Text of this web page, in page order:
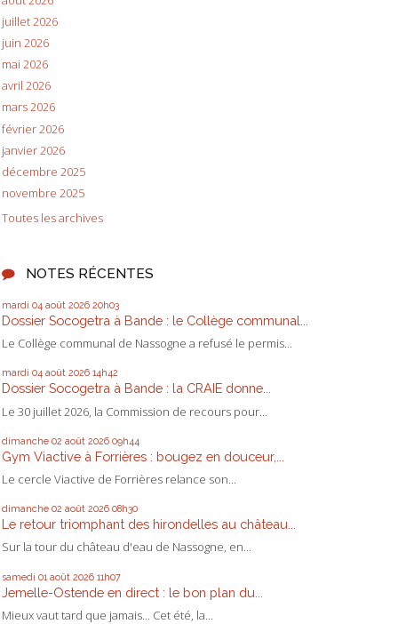
juillet 2026
juin 2026
mai 2026
avril 2026
mars 2026
février 2026
janvier 2026
décembre 2025
novembre 2025
Toutes les archives
NOTES RÉCENTES
mardi 04 août 2026 20h03
Dossier Socogetra à Bande : le Collège communal...
Le Collège communal de Nassogne a refusé le permis...
mardi 04 août 2026 14h42
Dossier Socogetra à Bande : la CRAIE donne...
Le 30 juillet 2026, la Commission de recours pour...
dimanche 02 août 2026 09h44
Gym Viactive à Forrières : bougez en douceur,...
Le cercle Viactive de Forrières relance son...
dimanche 02 août 2026 08h30
Le retour triomphant des hirondelles au château...
Sur la tour du château d'eau de Nassogne, en...
samedi 01 août 2026 11h07
Jemelle-Ostende en direct : le bon plan du...
Mieux vaut tard que jamais... Cet été, la...